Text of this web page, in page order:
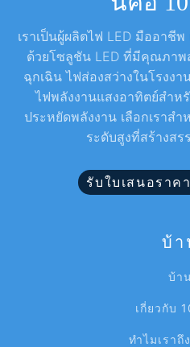
เราเป็นผู้ผลิตไฟ LED มืออาชี
ด้วยโซลูชัน LED ที่มีคุณภา
ฉุกเฉิน ไฟส่องสว่างในโรงง
ไฟพลังงานแสงอาทิตย์สำห
ประหยัดพลังงาน เลือกเราส
ระดับสูงที่สร้างสร
รับใบเสนอราค
บ้า
บ้าน
เกี่ยวกับ
ทำไมเราถึ